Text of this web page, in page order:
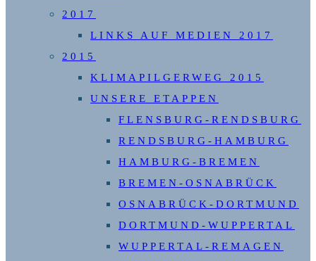
2017
LINKS AUF MEDIEN 2017
2015
KLIMAPILGERWEG 2015
UNSERE ETAPPEN
FLENSBURG-RENDSBURG
RENDSBURG-HAMBURG
HAMBURG-BREMEN
BREMEN-OSNABRÜCK
OSNABRÜCK-DORTMUND
DORTMUND-WUPPERTAL
WUPPERTAL-REMAGEN